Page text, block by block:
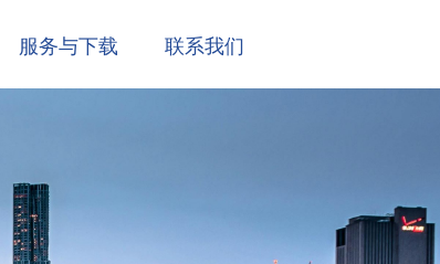
服务与下载 联系我们